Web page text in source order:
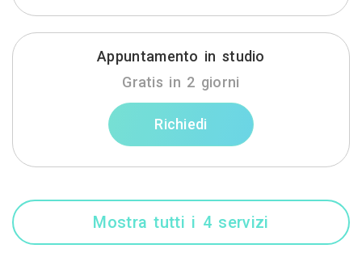
Appuntamento in studio
Gratis in 2 giorni
Richiedi
Mostra tutti i 4 servizi